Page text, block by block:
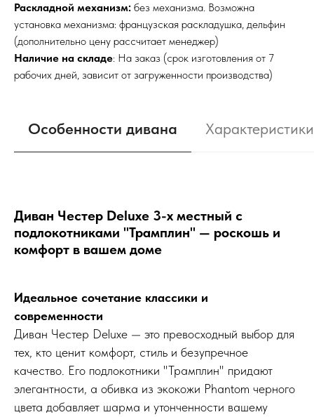
Раскладной механизм: без механизма. Возможна
установка механизма: французская раскладушка, дельфин
(дополнительно цену рассчитает менеджер)
Наличие на складе: На заказ (срок изготовления от 7
рабочих дней, зависит от загруженности производства)
Особенности дивана Характеристики
Диван Честер Deluxe 3-х местный с
подлокотниками "Трамплин" — роскошь и
комфорт в вашем доме
Идеальное сочетание классики и
современности
Диван Честер Deluxe — это превосходный выбор для
тех, кто ценит комфорт, стиль и безупречное
качество. Его подлокотники "Трамплин" придают
элегантности, а обивка из экокожи Phantom черного
цвета добавляет шарма и утонченности вашему